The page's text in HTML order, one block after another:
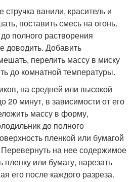
ванили, краситель и
поставить смесь на огонь.
полного растворения
доводить. Добавить
перелить массу в миску
до комнатной температуры.
на средней или высокой
20 минут, в зависимости от его
массу в форму,
до полного
пленкой или бумагой
Перевернуть на нее содержимое
или бумагу, нарезать
его после каждого разреза.